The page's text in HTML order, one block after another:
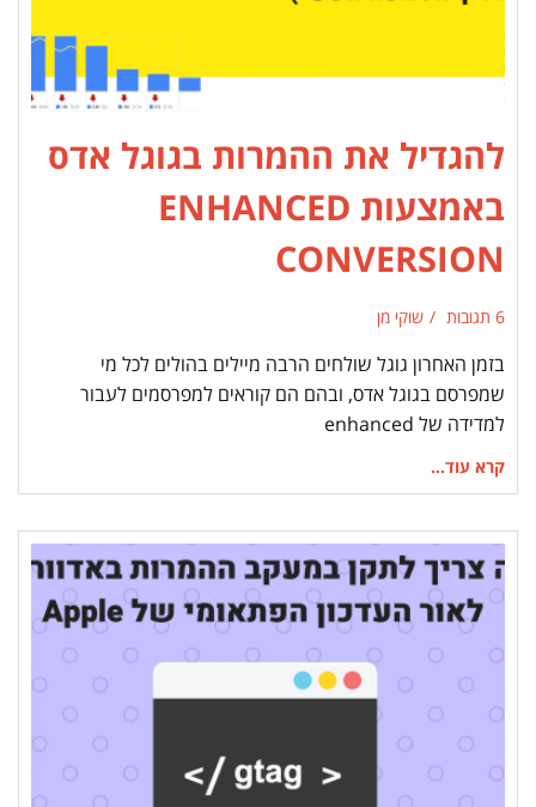
להגדיל את ההמרות בגוגל אדס
באמצעות ENHANCED
CONVERSION
6 תגובות שוקי מן
בזמן האחרון גוגל שולחים הרבה מיילים בהולים לכל מי
שמפרסם בגוגל אדס, ובהם הם קוראים למפרסמים לעבור
למדידה של enhanced
קרא עוד...